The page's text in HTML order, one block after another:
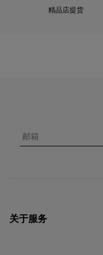
精品店提货
邮箱
关于服务